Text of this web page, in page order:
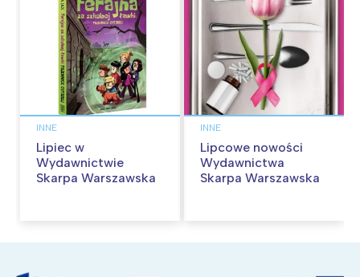
INNE
Lipiec w
Wydawnictwie
Skarpa Warszawska
INNE
Lipcowe nowości
Wydawnictwa
Skarpa Warszawska